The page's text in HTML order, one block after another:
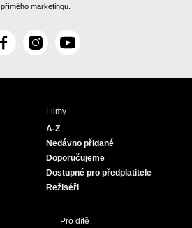
přímého marketingu.
F
c
I
s
Y
u
Filmy
A-Z
Nedávno přidané
Doporučujeme
Dostupné pro předplatitele
Režiséři
Pro dítě